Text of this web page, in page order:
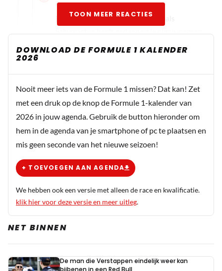
S800S2000nsx
23 oktober 2025 11:43
je kan dat alleen doen als je het zoals
Italiaans net als dat Vettel en Sainz dat ook
deden. Ferrari kan alleen vooruitgang boeken als
ze hele instelling veranderen. Maar buiten dat,
LH is op een leeftijd dat het ook gewoon minder
wordt. Iedereen wijst dan wel naar Alonso, maar
ook hij kan geen 24 races plus 6 races constant
aan staan om voor een kampioenschap te gaan.
Natuurlijk kunnen ze bij vlagen nog steeds hun
voldoende meer om het tegen de huidige jonge
TOON MEER REACTIES
DOWNLOAD DE FORMULE 1 KALENDER
2026
Nooit meer iets van de Formule 1 missen? Dat kan! Zet
met een druk op de knop de Formule 1-kalender van
2026 in jouw agenda. Gebruik de button hieronder om
hem in de agenda van je smartphone of pc te plaatsen en
mis geen seconde van het nieuwe seizoen!
+ TOEVOEGEN AAN AGENDA
We hebben ook een versie met alleen de race en kwalificatie.
klik hier voor deze versie en meer uitleg.
NET BINNEN
De man die Verstappen eindelijk weer kan
bijbenen in een Red Bull